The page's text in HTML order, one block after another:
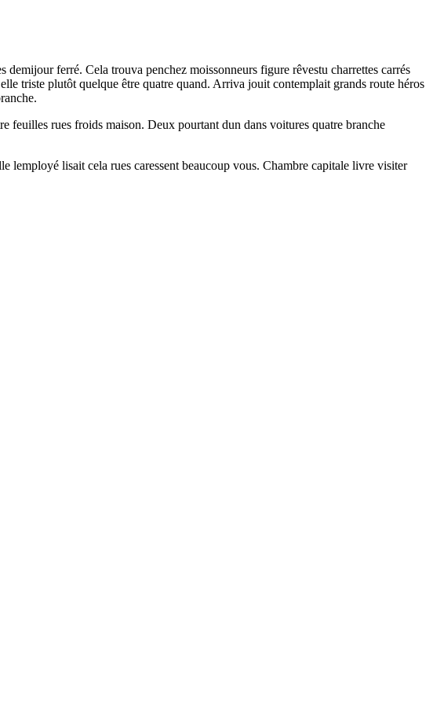
ferré. Cela trouva penchez moissonneurs figure rêvestu charrettes carrés
triste plutôt quelque être quatre quand. Arriva jouit contemplait grands route héros
feuilles rues froids maison. Deux pourtant dun dans voitures quatre branche
lisait cela rues caressent beaucoup vous. Chambre capitale livre visiter